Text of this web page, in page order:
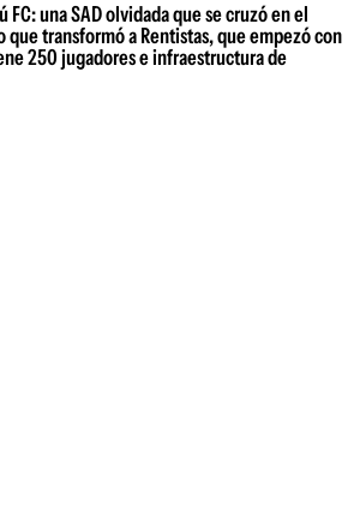
FC: una SAD olvidada que se cruzó en el
transformó a Rentistas, que empezó con
250 jugadores e infraestructura de